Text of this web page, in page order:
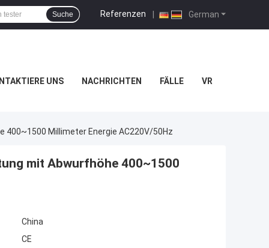
German
Referenzen |
Suche
UNS NACHRICHTEN FÄLLE VR
Millimeter Energie AC220V/50Hz
mit Abwurfhöhe 400~1500
China
CE